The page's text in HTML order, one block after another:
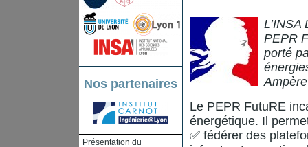
Nos partenaires
Présentation du
PEPR
porté
Le PEPR FutuRE
énergétique. Il
✅ fédérer des